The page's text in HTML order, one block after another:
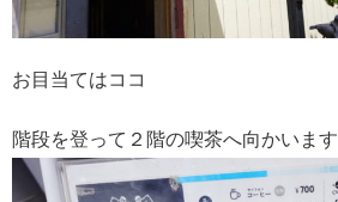
お目当てはココ
階段を登って２階の喫茶へ向かいます